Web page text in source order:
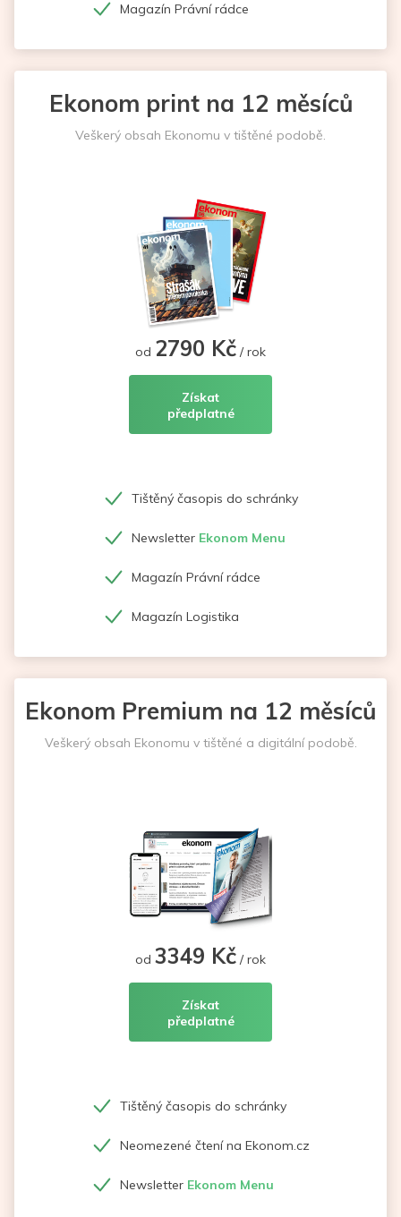
Magazín Právní rádce
Ekonom print na 12 měsíců
Veškerý obsah Ekonomu v tištěné podobě.
od 2790 Kč / rok
Získat
předplatné
Tištěný časopis do schránky
Newsletter Ekonom Menu
Magazín Právní rádce
Magazín Logistika
Ekonom Premium na 12 měsíců
Veškerý obsah Ekonomu v tištěné a digitální podobě.
od 3349 Kč / rok
Získat
předplatné
Tištěný časopis do schránky
Neomezené čtení na Ekonom.cz
Newsletter Ekonom Menu